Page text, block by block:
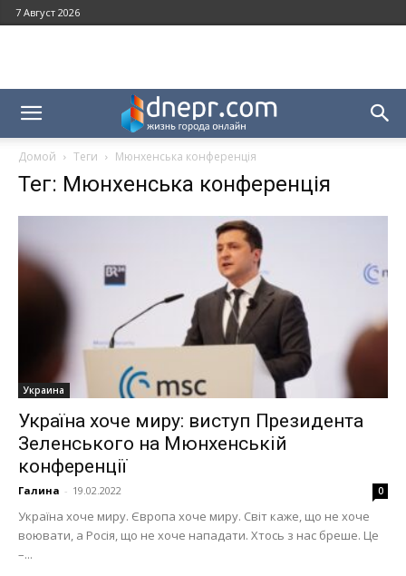
7 Август 2026
Домой Теги Мюнхенська конференція
Тег: Мюнхенська конференція
Украина
Україна хоче миру: виступ Президента
Зеленського на Мюнхенській
конференції
Галина - 19.02.2022 0
Україна хоче миру. Європа хоче миру. Світ каже, що не хоче
воювати, а Росія, що не хоче нападати. Хтось з нас бреше. Це
–...